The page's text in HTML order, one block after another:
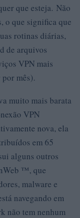
que esteja. Não
o que significa que
rotinas diárias,
de arquivos
VPN mais
mês).
muito mais barata
VPN
nova, ela
em 65
alguns outros
™, que
malware e
navegando em
não tem nenhum